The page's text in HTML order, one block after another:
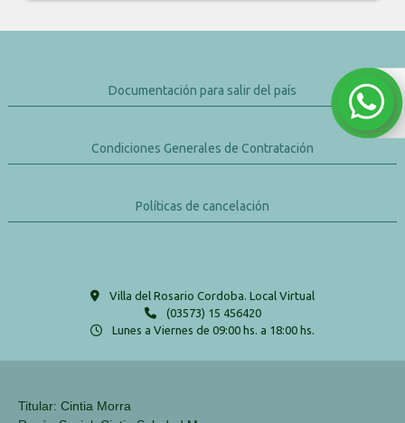
Documentación para salir del país
Condiciones Generales de Contratación
Políticas de cancelación
Villa del Rosario Cordoba. Local Virtual
(03573) 15 456420
Lunes a Viernes de 09:00 hs. a 18:00 hs.
Titular: Cintia Morra